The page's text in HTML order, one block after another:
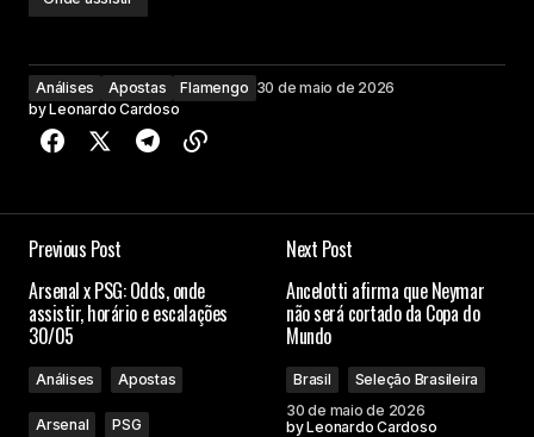
Análises Apostas Flamengo 30 de maio de 2026
byLeonardo Cardoso
Previous Post
Arsenal x PSG: Odds, onde
assistir, horário e escalações
30/05
Análises Apostas
Arsenal
PSG
Next Post
Ancelotti afirma que Neymar
não será cortado da Copa do
Mundo
Brasil
Seleção Brasileira
30 de maio de 2026
byLeonardo Cardoso